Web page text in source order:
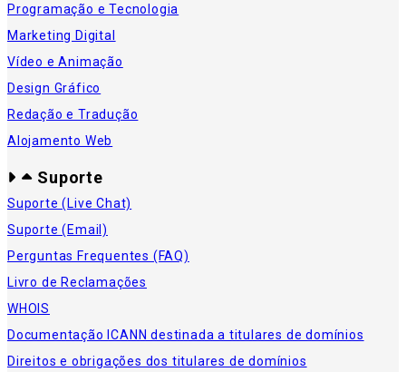
Programação e Tecnologia
Marketing Digital
Vídeo e Animação
Design Gráfico
Redação e Tradução
Alojamento Web
Suporte
Suporte (Live Chat)
Suporte (Email)
Perguntas Frequentes (FAQ)
Livro de Reclamações
WHOIS
Documentação ICANN destinada a titulares de domínios
Direitos e obrigações dos titulares de domínios